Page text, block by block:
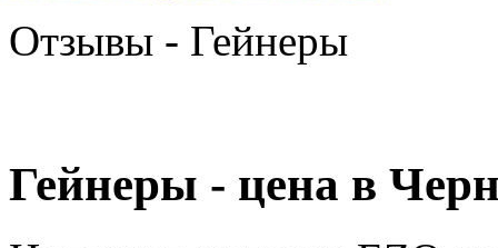
Отзывы - Гейнеры
Гейнеры - цена в